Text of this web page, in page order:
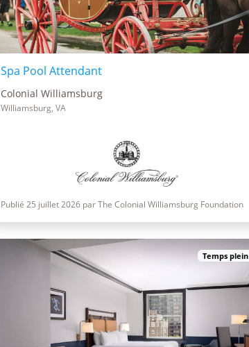
Spa Pool Attendant
Colonial Williamsburg
Williamsburg, VA
Publié 25 juillet 2026 par The Colonial Williamsburg Foundation
Temps plein